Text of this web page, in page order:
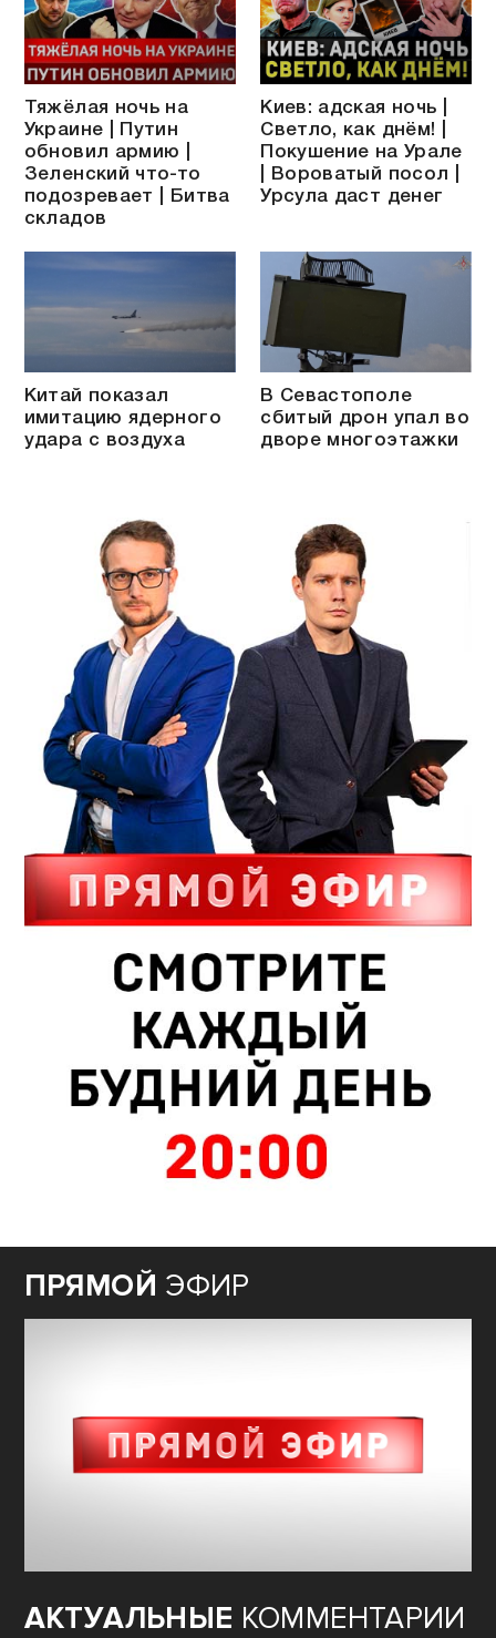
Тяжёлая ночь на
Украине | Путин
обновил армию |
Зеленский что-то
подозревает | Битва
складов
Киев: адская ночь |
Светло, как днём! |
Покушение на Урале
| Вороватый посол |
Урсула даст денег
Китай показал
имитацию ядерного
удара с воздуха
В Севастополе
сбитый дрон упал во
дворе многоэтажки
ПРЯМОЙ ЭФИР
АКТУАЛЬНЫЕ КОММЕНТАРИИ